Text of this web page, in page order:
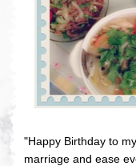
"Happy Birthday to
marriage and ease